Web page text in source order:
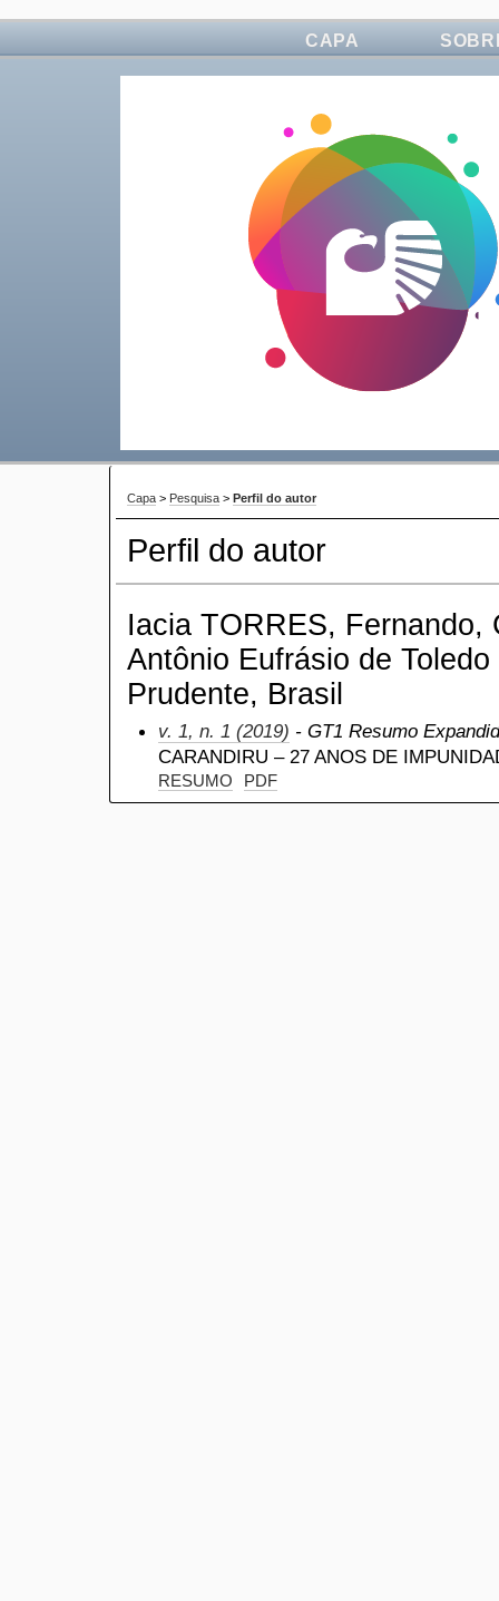
CAPA
Capa > Pesquisa > Perfil do autor
Perfil do autor
Iacia TORRES, Fernando,
Antônio Eufrásio de
Prudente, Brasil
v. 1, n. 1 (2019) - GT1 Resumo
CARANDIRU – 27 ANOS DE
RESUMO PDF